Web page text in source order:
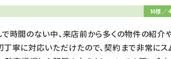
M様／
時間のない中、来店前から多くの物件の紹介
丁寧に対応いただけたので、契約まで非常にス